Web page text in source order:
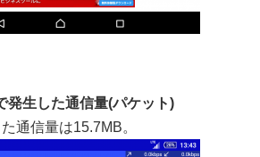
発生した通信量(パケット)
通信量は15.7MB。